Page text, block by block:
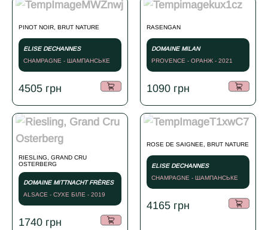
PINOT NOIR, BRUT NATURE
ELISE DECHANNES
CHAMPAGNE - ШАМПАНСЬКЕ
БІЛЕ - 2015
4505 грн
RASENGAN
DOMAINE MILAN
PROVENCE - ОРАНЖ - 2021
1090 грн
RIESLING, GRAND CRU
OSTERBERG
DOMAINE MITTNACHT FRÈRES
ALSACE - СУХЕ БІЛЕ - 2019
1740 грн
ROSE DE SAIGNEE, BRUT NATURE
ELISE DECHANNES
CHAMPAGNE - ШАМПАНСЬКЕ
РОЖЕВЕ - 2022
4165 грн